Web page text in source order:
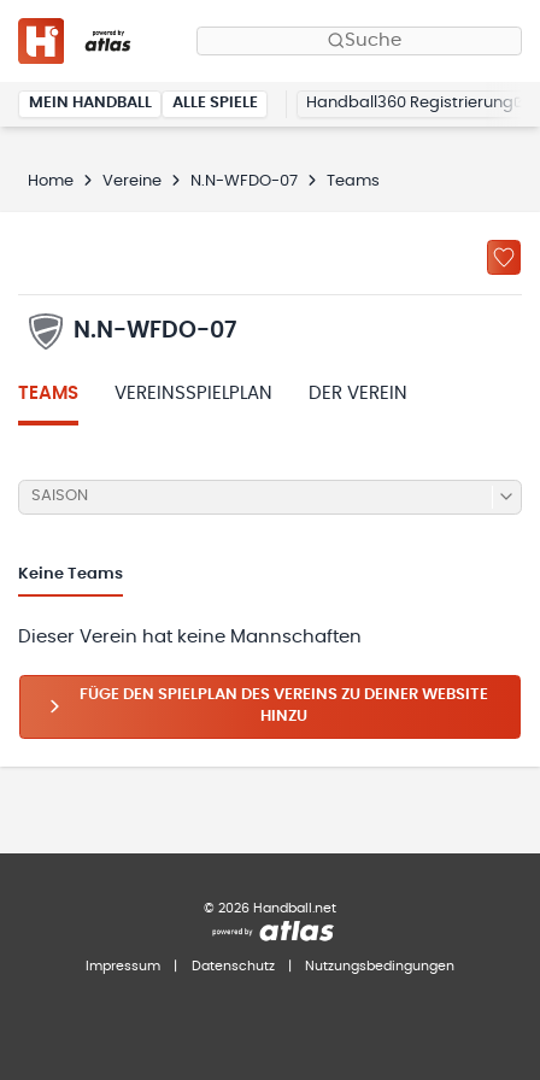
Suche
MEIN HANDBALL ALLE SPIELE Handball360 Registrierung
Home Vereine N.N-WFDO-07 Teams
N.N-WFDO-07
TEAMS VEREINSSPIELPLAN DER VEREIN
SAISON
Keine Teams
Dieser Verein hat keine Mannschaften
FÜGE DEN SPIELPLAN DES VEREINS ZU DEINER WEBSITE
HINZU
© 2026 Handball.net
Impressum Datenschutz Nutzungsbedingungen